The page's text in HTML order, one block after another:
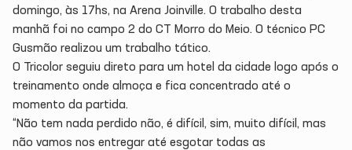
domingo, às 17hs, na Arena Joinville. O trabalho desta
manhã foi no campo 2 do CT Morro do Meio. O técnico PC
Gusmão realizou um trabalho tático.
O Tricolor seguiu direto para um hotel da cidade logo após o
treinamento onde almoça e fica concentrado até o
momento da partida.
“Não tem nada perdido não, é difícil, sim, muito difícil, mas
não vamos nos entregar até esgotar todas as